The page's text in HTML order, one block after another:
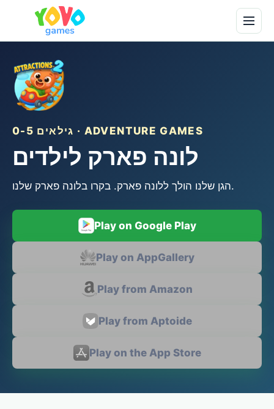
גילאים 0-5 · ADVENTURE GAMES
לונה פארק לילדים
הגן שלנו הולך ללונה פארק. בקרו בלונה פארק שלנו.
Play on Google Play
Play on AppGallery
Play from Amazon
Play from Aptoide
Play on the App Store